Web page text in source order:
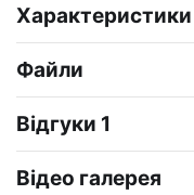
Характеристики
Файли
Відгуки 1
Відео галерея